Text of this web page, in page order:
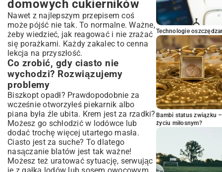
domowych cukierników
Nawet z najlepszym przepisem coś
może pójść nie tak. To normalne. Ważne,
żeby wiedzieć, jak reagować i nie zrażać
się porażkami. Każdy zakalec to cenna
lekcja na przyszłość.
Co zrobić, gdy ciasto nie
wychodzi? Rozwiązujemy
problemy
Biszkopt opadł? Prawdopodobnie za
wcześnie otworzyłeś piekarnik albo
piana była źle ubita. Krem jest za rzadki?
Możesz go schłodzić w lodówce lub
dodać trochę więcej utartego masła.
Ciasto jest za suche? To dlatego
nasączanie blatów jest tak ważne!
Możesz też uratować sytuację, serwując
Technologie
Bambi status związku
życiu miłosnym?